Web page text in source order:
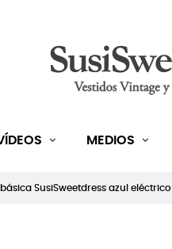
MEDIOS
básica SusiSweetdress azul eléctrico